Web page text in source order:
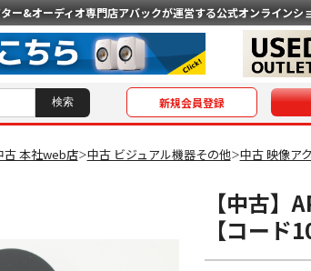
ー&オーディオ専門店アバックが運営する公式オンラインシ
新規会員登録
古 本社web店＞中古 ビジュアル機器その他＞中古 映像ア
【中古】
【コー